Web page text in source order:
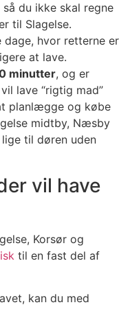
så du ikke skal regne
til Slagelse.
dage, hvor retterne er
at lave.
minutter, og er
lave “rigtig mad”
planlægge og købe
midtby, Næsby
til døren uden
vil have
Korsør og
til en fast del af
kan du med